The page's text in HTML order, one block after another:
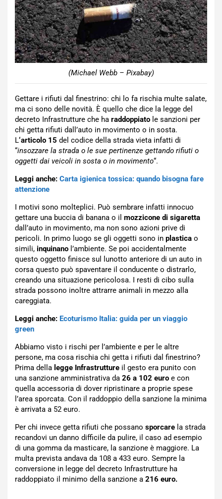
(Michael Webb – Pixabay)
Gettare i rifiuti dal finestrino: chi lo fa rischia multe salate,
ma ci sono delle novità. È quello che dice la legge del
decreto Infrastrutture che ha raddoppiato le sanzioni per
chi getta rifiuti dall’auto in movimento o in sosta.
L‘articolo 15 del codice della strada vieta infatti di
“insozzare la strada o le sue pertinenze gettando rifiuti o
oggetti dai veicoli in sosta o in movimento“.
Leggi anche: Carta igienica tossica: quando bisogna fare
attenzione
I motivi sono molteplici. Può sembrare infatti innocuo
gettare una buccia di banana o il mozzicone di sigaretta
dall’auto in movimento, ma non sono azioni prive di
pericoli. In primo luogo se gli oggetti sono in plastica o
simili, inquinano l’ambiente. Se poi accidentalmente
questo oggetto finisce sul lunotto anteriore di un auto in
corsa questo può spaventare il conducente o distrarlo,
creando una situazione pericolosa. I resti di cibo sulla
strada possono inoltre attrarre animali in mezzo alla
careggiata.
Leggi anche: Ecoturismo Italia: guida per un viaggio
green
Abbiamo visto i rischi per l’ambiente e per le altre
persone, ma cosa rischia chi getta i rifiuti dal finestrino?
Prima della legge Infrastrutture il gesto era punito con
una sanzione amministrativa da 26 a 102 euro e con
quella accessoria di dover ripristinare a proprie spese
l’area sporcata. Con il raddoppio della sanzione la minima
è arrivata a 52 euro.
Per chi invece getta rifiuti che possano sporcare la strada
recandovi un danno difficile da pulire, il caso ad esempio
di una gomma da masticare, la sanzione è maggiore. La
multa prevista andava da 108 a 433 euro. Sempre la
conversione in legge del decreto Infrastrutture ha
raddoppiato il minimo della sanzione a 216 euro.